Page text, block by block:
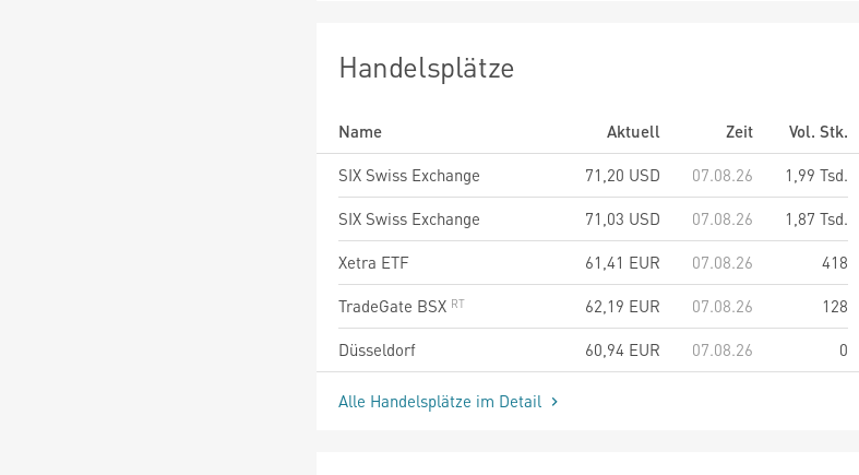
Handelsplätze
Name Aktuell Zeit
Vol. Stk.
SIX Swiss Exchange
71,20 USD 07.08.26
1,99 Tsd.
SIX Swiss Exchange
71,03 USD 07.08.26
1,87 Tsd.
Xetra ETF
61,41 EUR 07.08.26
418
TradeGate BSX
62,19 EUR 07.08.26
128
Düsseldorf
60,94 EUR 07.08.26 0
Alle Handelsplätze im Detail